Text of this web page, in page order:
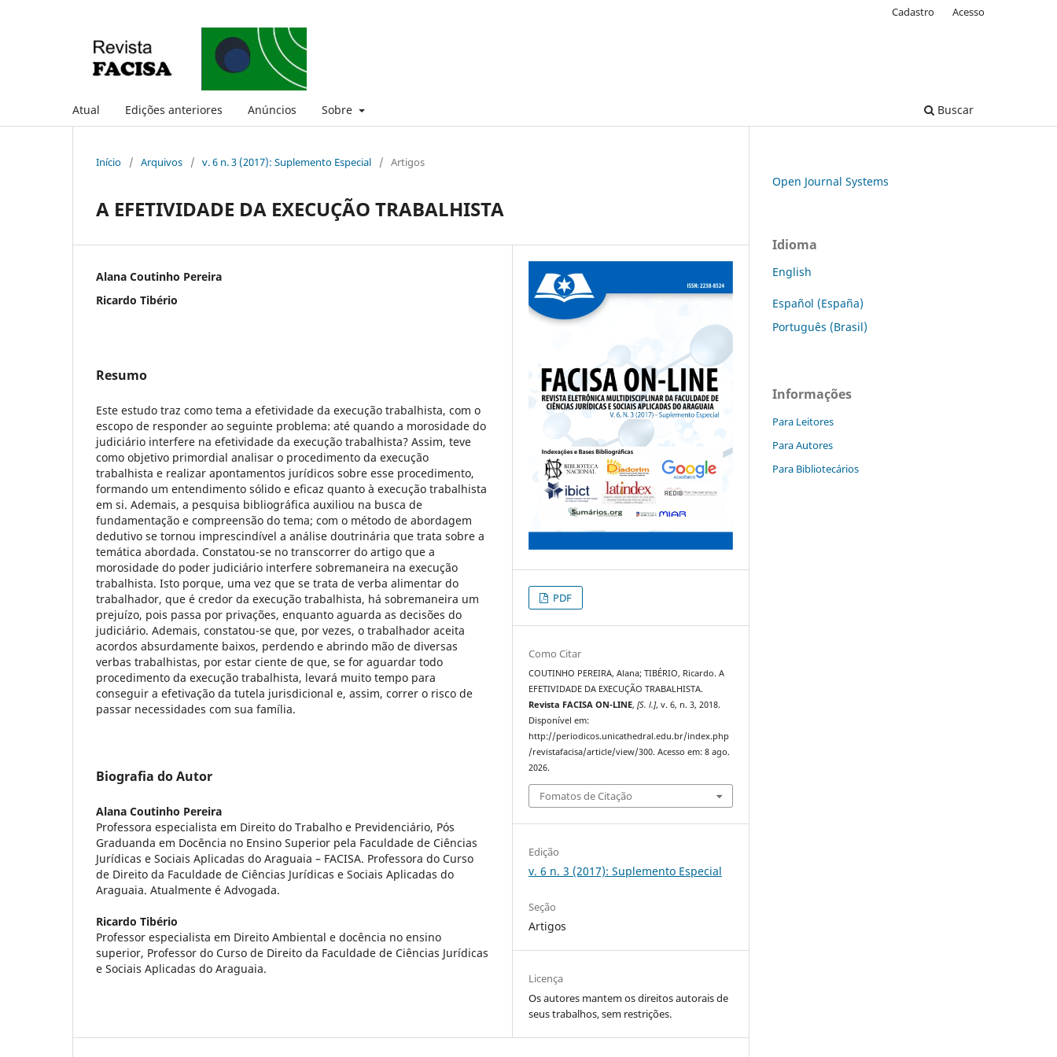
Atual Edições anteriores Anúncios Sobre Buscar
Cadastro Acesso
Início / Arquivos / v. 6 n. 3 (2017): Suplemento Especial / Artigos
A EFETIVIDADE DA EXECUÇÃO TRABALHISTA
Alana Coutinho Pereira
Ricardo Tibério
Resumo
Este estudo traz como tema a efetividade da execução trabalhista, com o
escopo de responder ao seguinte problema: até quando a morosidade do
judiciário interfere na efetividade da execução trabalhista? Assim, teve
como objetivo primordial analisar o procedimento da execução
trabalhista e realizar apontamentos jurídicos sobre esse procedimento,
formando um entendimento sólido e eficaz quanto à execução trabalhista
em si. Ademais, a pesquisa bibliográfica auxiliou na busca de
fundamentação e compreensão do tema; com o método de abordagem
dedutivo se tornou imprescindível a análise doutrinária que trata sobre a
temática abordada. Constatou-se no transcorrer do artigo que a
morosidade do poder judiciário interfere sobremaneira na execução
trabalhista. Isto porque, uma vez que se trata de verba alimentar do
trabalhador, que é credor da execução trabalhista, há sobremaneira um
prejuízo, pois passa por privações, enquanto aguarda as decisões do
judiciário. Ademais, constatou-se que, por vezes, o trabalhador aceita
acordos absurdamente baixos, perdendo e abrindo mão de diversas
verbas trabalhistas, por estar ciente de que, se for aguardar todo
procedimento da execução trabalhista, levará muito tempo para
conseguir a efetivação da tutela jurisdicional e, assim, correr o risco de
passar necessidades com sua família.
Biografia do Autor
Alana Coutinho Pereira
Professora especialista em Direito do Trabalho e Previdenciário, Pós
Graduanda em Docência no Ensino Superior pela Faculdade de Ciências
Jurídicas e Sociais Aplicadas do Araguaia – FACISA. Professora do Curso
de Direito da Faculdade de Ciências Jurídicas e Sociais Aplicadas do
Araguaia. Atualmente é Advogada.
Ricardo Tibério
Professor especialista em Direito Ambiental e docência no ensino
superior, Professor do Curso de Direito da Faculdade de Ciências Jurídicas
e Sociais Aplicadas do Araguaia.
PDF
Como Citar
COUTINHO PEREIRA, Alana; TIBÉRIO, Ricardo. A
EFETIVIDADE DA EXECUÇÃO TRABALHISTA.
Revista FACISA ON-LINE,[S. l.], v. 6, n. 3, 2018.
Disponível em:
http://periodicos.unicathedral.edu.br/index.php
/revistafacisa/article/view/300. Acesso em: 8 ago.
2026.
Fomatos de Citação
Edição
v. 6 n. 3 (2017): Suplemento Especial
Seção
Artigos
Licença
Os autores mantem os direitos autorais de
seus trabalhos, sem restrições.
Open Journal Systems
Idioma
English
Español (España)
Português (Brasil)
Informações
Para Leitores
Para Autores
Para Bibliotecários